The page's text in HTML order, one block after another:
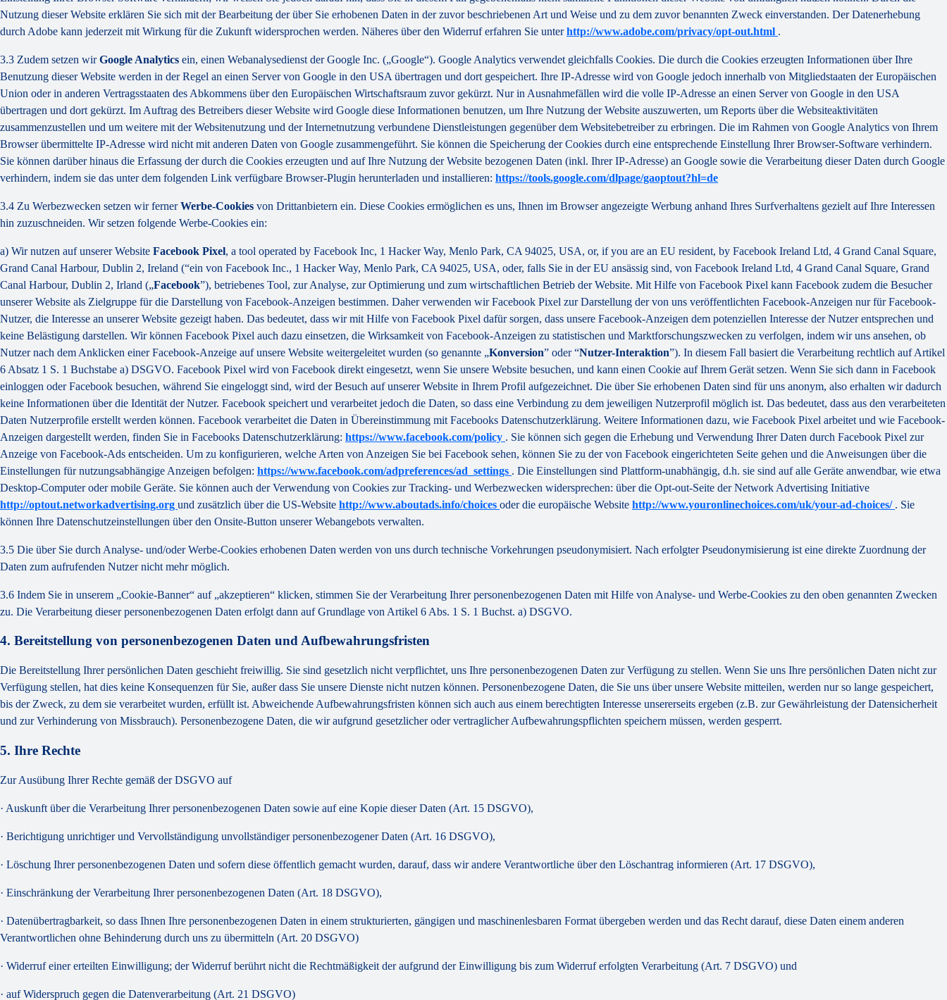
Nutzung dieser Website erklären Sie sich mit der Bearbeitung der über Sie erhobenen Daten in der zuvor beschriebenen Art und Weise und zu dem zuvor benannten Zweck einverstanden. Der Datenerhebung
durch Adobe kann jederzeit mit Wirkung für die Zukunft widersprochen werden. Näheres über den Widerruf erfahren Sie unterhttp://www.adobe.com/privacy/opt-out.html .
3.3 Zudem setzen wirGoogle Analytics ein, einen Webanalysedienst der Google Inc. („Google“). Google Analytics verwendet gleichfalls Cookies. Die durch die Cookies erzeugten Informationen über Ihre
Benutzung dieser Website werden in der Regel an einen Server von Google in den USA übertragen und dort gespeichert. Ihre IP-Adresse wird von Google jedoch innerhalb von Mitgliedstaaten der Europäischen
Union oder in anderen Vertragsstaaten des Abkommens über den Europäischen Wirtschaftsraum zuvor gekürzt. Nur in Ausnahmefällen wird die volle IP-Adresse an einen Server von Google in den USA
übertragen und dort gekürzt. Im Auftrag des Betreibers dieser Website wird Google diese Informationen benutzen, um Ihre Nutzung der Website auszuwerten, um Reports über die Websiteaktivitäten
zusammenzustellen und um weitere mit der Websitenutzung und der Internetnutzung verbundene Dienstleistungen gegenüber dem Websitebetreiber zu erbringen. Die im Rahmen von Google Analytics von Ihrem
Browser übermittelte IP-Adresse wird nicht mit anderen Daten von Google zusammengeführt. Sie können die Speicherung der Cookies durch eine entsprechende Einstellung Ihrer Browser-Software verhindern.
Sie können darüber hinaus die Erfassung der durch die Cookies erzeugten und auf Ihre Nutzung der Website bezogenen Daten (inkl. Ihrer IP-Adresse) an Google sowie die Verarbeitung dieser Daten durch Google
verhindern, indem sie das unter dem folgenden Link verfügbare Browser-Plugin herunterladen und installieren: https://tools.google.com/dlpage/gaoptout?hl=de
3.4 Zu Werbezwecken setzen wir fernerWerbe-Cookies von Drittanbietern ein. Diese Cookies ermöglichen es uns, Ihnen im Browser angezeigte Werbung anhand Ihres Surfverhaltens gezielt auf Ihre Interessen
hin zuzuschneiden. Wir setzen folgende Werbe-Cookies ein:
a) Wir nutzen auf unserer Website Facebook Pixel, a tool operated by Facebook Inc, 1 Hacker Way, Menlo Park, CA 94025, USA, or, if you are an EU resident, by Facebook Ireland Ltd, 4 Grand Canal Square,
Grand Canal Harbour, Dublin 2, Ireland (“ein von Facebook Inc., 1 Hacker Way, Menlo Park, CA 94025, USA, oder, falls Sie in der EU ansässig sind, von Facebook Ireland Ltd, 4 Grand Canal Square, Grand
Canal Harbour, Dublin 2, Irland („Facebook”), betriebenes Tool, zur Analyse, zur Optimierung und zum wirtschaftlichen Betrieb der Website. Mit Hilfe von Facebook Pixel kann Facebook zudem die Besucher
unserer Website als Zielgruppe für die Darstellung von Facebook-Anzeigen bestimmen. Daher verwenden wir Facebook Pixel zur Darstellung der von uns veröffentlichten Facebook-Anzeigen nur für Facebook-
Nutzer, die Interesse an unserer Website gezeigt haben. Das bedeutet, dass wir mit Hilfe von Facebook Pixel dafür sorgen, dass unsere Facebook-Anzeigen dem potenziellen Interesse der Nutzer entsprechen und
keine Belästigung darstellen. Wir können Facebook Pixel auch dazu einsetzen, die Wirksamkeit von Facebook-Anzeigen zu statistischen und Marktforschungszwecken zu verfolgen, indem wir uns ansehen, ob
Nutzer nach dem Anklicken einer Facebook-Anzeige auf unsere Website weitergeleitet wurden (so genannte „Konversion” oder “Nutzer-Interaktion”). In diesem Fall basiert die Verarbeitung rechtlich auf Artikel
6 Absatz 1 S. 1 Buchstabe a) DSGVO. Facebook Pixel wird von Facebook direkt eingesetzt, wenn Sie unsere Website besuchen, und kann einen Cookie auf Ihrem Gerät setzen. Wenn Sie sich dann in Facebook
einloggen oder Facebook besuchen, während Sie eingeloggt sind, wird der Besuch auf unserer Website in Ihrem Profil aufgezeichnet. Die über Sie erhobenen Daten sind für uns anonym, also erhalten wir dadurch
keine Informationen über die Identität der Nutzer. Facebook speichert und verarbeitet jedoch die Daten, so dass eine Verbindung zu dem jeweiligen Nutzerprofil möglich ist. Das bedeutet, dass aus den verarbeiteten
Daten Nutzerprofile erstellt werden können. Facebook verarbeitet die Daten in Übereinstimmung mit Facebooks Datenschutzerklärung. Weitere Informationen dazu, wie Facebook Pixel arbeitet und wie Facebook-
Anzeigen dargestellt werden, finden Sie in Facebooks Datenschutzerklärung: https://www.facebook.com/policy . Sie können sich gegen die Erhebung und Verwendung Ihrer Daten durch Facebook Pixel zur
Anzeige von Facebook-Ads entscheiden. Um zu konfigurieren, welche Arten von Anzeigen Sie bei Facebook sehen, können Sie zu der von Facebook eingerichteten Seite gehen und die Anweisungen über die
Einstellungen für nutzungsabhängige Anzeigen befolgen: https://www.facebook.com/adpreferences/ad_settings . Die Einstellungen sind Plattform-unabhängig, d.h. sie sind auf alle Geräte anwendbar, wie etwa
Desktop-Computer oder mobile Geräte. Sie können auch der Verwendung von Cookies zur Tracking- und Werbezwecken widersprechen: über die Opt-out-Seite der Network Advertising Initiative
http://optout.networkadvertising.org und zusätzlich über die US-Website http://www.aboutads.info/choices oder die europäische Website http://www.youronlinechoices.com/uk/your-ad-choices/ . Sie
können Ihre Datenschutzeinstellungen über den Onsite-Button unserer Webangebots verwalten.
3.5 Die über Sie durch Analyse- und/oder Werbe-Cookies erhobenen Daten werden von uns durch technische Vorkehrungen pseudonymisiert. Nach erfolgter Pseudonymisierung ist eine direkte Zuordnung der
Daten zum aufrufenden Nutzer nicht mehr möglich.
3.6 Indem Sie in unserem „Cookie-Banner“ auf „akzeptieren“ klicken, stimmen Sie der Verarbeitung Ihrer personenbezogenen Daten mit Hilfe von Analyse- und Werbe-Cookies zu den oben genannten Zwecken
zu. Die Verarbeitung dieser personenbezogenen Daten erfolgt dann auf Grundlage von Artikel 6 Abs. 1 S. 1 Buchst. a) DSGVO.
4. Bereitstellung von personenbezogenen Daten und Aufbewahrungsfristen
Die Bereitstellung Ihrer persönlichen Daten geschieht freiwillig. Sie sind gesetzlich nicht verpflichtet, uns Ihre personenbezogenen Daten zur Verfügung zu stellen. Wenn Sie uns Ihre persönlichen Daten nicht zur
Verfügung stellen, hat dies keine Konsequenzen für Sie, außer dass Sie unsere Dienste nicht nutzen können. Personenbezogene Daten, die Sie uns über unsere Website mitteilen, werden nur so lange gespeichert,
bis der Zweck, zu dem sie verarbeitet wurden, erfüllt ist. Abweichende Aufbewahrungsfristen können sich auch aus einem berechtigten Interesse unsererseits ergeben (z.B. zur Gewährleistung der Datensicherheit
und zur Verhinderung von Missbrauch). Personenbezogene Daten, die wir aufgrund gesetzlicher oder vertraglicher Aufbewahrungspflichten speichern müssen, werden gesperrt.
5. Ihre Rechte
Zur Ausübung Ihrer Rechte gemäß der DSGVO auf
· Auskunft über die Verarbeitung Ihrer personenbezogenen Daten sowie auf eine Kopie dieser Daten (Art. 15 DSGVO),
· Berichtigung unrichtiger und Vervollständigung unvollständiger personenbezogener Daten (Art. 16 DSGVO),
· Löschung Ihrer personenbezogenen Daten und sofern diese öffentlich gemacht wurden, darauf, dass wir andere Verantwortliche über den Löschantrag informieren (Art. 17 DSGVO),
· Einschränkung der Verarbeitung Ihrer personenbezogenen Daten (Art. 18 DSGVO),
· Datenübertragbarkeit, so dass Ihnen Ihre personenbezogenen Daten in einem strukturierten, gängigen und maschinenlesbaren Format übergeben werden und das Recht darauf, diese Daten einem anderen
Verantwortlichen ohne Behinderung durch uns zu übermitteln (Art. 20 DSGVO)
· Widerruf einer erteilten Einwilligung; der Widerruf berührt nicht die Rechtmäßigkeit der aufgrund der Einwilligung bis zum Widerruf erfolgten Verarbeitung (Art. 7 DSGVO) und
· auf Widerspruch gegen die Datenverarbeitung (Art. 21 DSGVO)